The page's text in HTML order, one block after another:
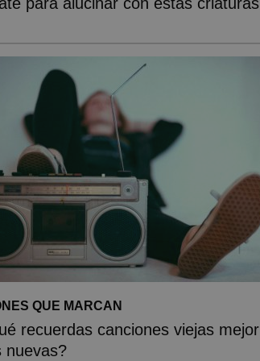
QUE MARCAN
recuerdas canciones viejas mejor
nuevas?